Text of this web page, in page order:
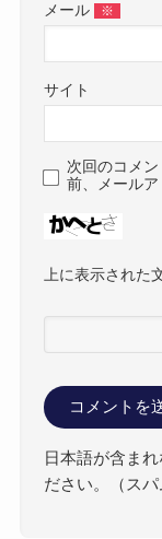
メール ※
サイト
次回のコメ
前、メールア
上に表示された
日本語が含ま
ださい。（スパ